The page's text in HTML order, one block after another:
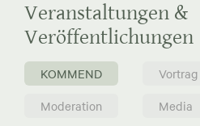
Veranstaltungen &
Veröffentlichungen
KOMMEND
Moderation
Media